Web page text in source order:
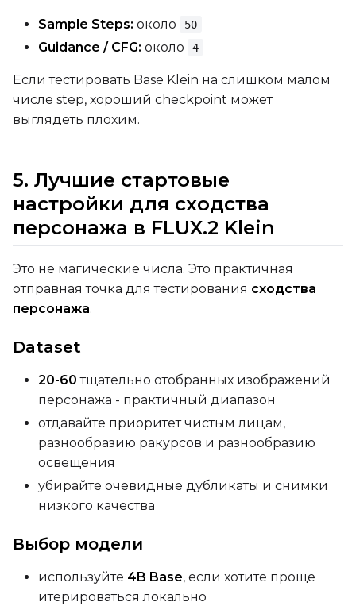
Width
Seed
LoRA Scale
Width
Height
Sample Steps: около 50
Guidance / CFG: около 4
Если тестировать Base Klein на слишком малом
числе step, хороший checkpoint может
выглядеть плохим.
5. Лучшие стартовые
настройки для сходства
персонажа в FLUX.2 Klein
Это не магические числа. Это практичная
отправная точка для тестирования сходства
персонажа.
Dataset
20-60 тщательно отобранных изображений
персонажа - практичный диапазон
отдавайте приоритет чистым лицам,
разнообразию ракурсов и разнообразию
освещения
убирайте очевидные дубликаты и снимки
низкого качества
Выбор модели
используйте 4B Base, если хотите проще
итерироваться локально